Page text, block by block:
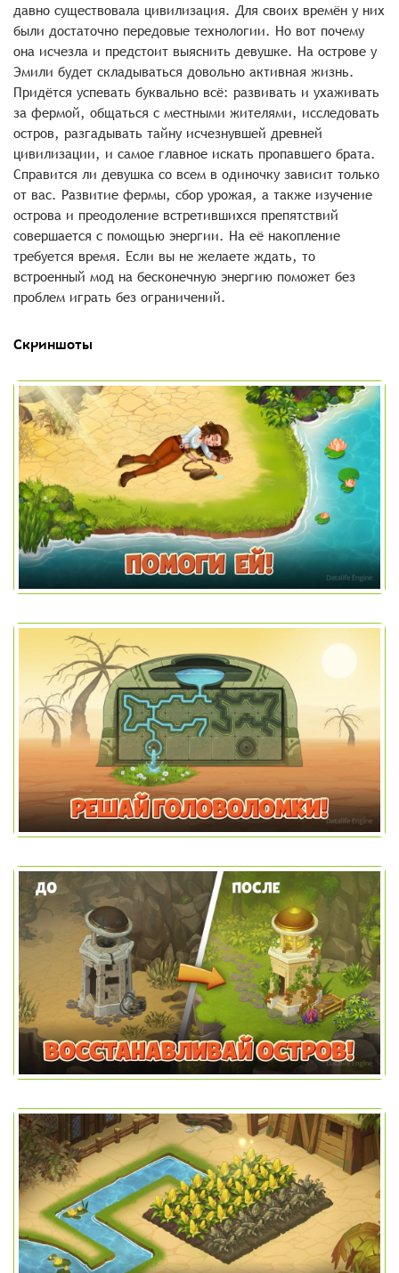
давно существовала цивилизация. Для своих времён у них
были достаточно передовые технологии. Но вот почему
она исчезла и предстоит выяснить девушке. На острове у
Эмили будет складываться довольно активная жизнь.
Придётся успевать буквально всё: развивать и ухаживать
за фермой, общаться с местными жителями, исследовать
остров, разгадывать тайну исчезнувшей древней
цивилизации, и самое главное искать пропавшего брата.
Справится ли девушка со всем в одиночку зависит только
от вас. Развитие фермы, сбор урожая, а также изучение
острова и преодоление встретившихся препятствий
совершается с помощью энергии. На её накопление
требуется время. Если вы не желаете ждать, то
встроенный мод на бесконечную энергию поможет без
проблем играть без ограничений.
Скриншоты